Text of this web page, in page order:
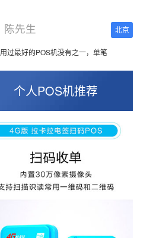
是可以接受。售后服务好整体比较满意。
周先生
个人POS机推荐